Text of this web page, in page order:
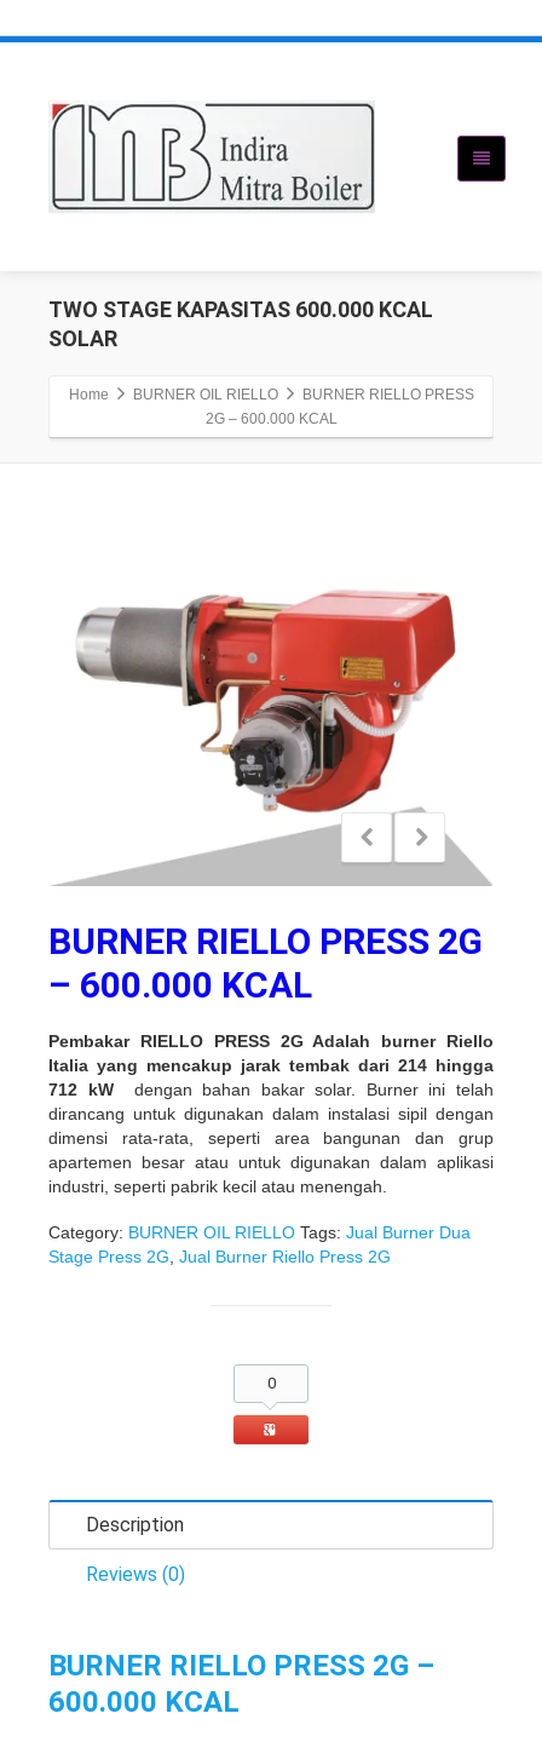
TWO STAGE KAPASITAS 600.000 KCAL
SOLAR
Home BURNER OIL RIELLO
BURNER RIELLO PRESS
2G – 600.000 KCAL
BURNER RIELLO PRESS 2G
– 600.000 KCAL
Pembakar RIELLO PRESS 2G Adalah burner Riello
Italia yang mencakup jarak tembak dari 214 hingga
712 kWdengan bahan bakar solar. Burner ini telah
dirancang untuk digunakan dalam instalasi sipil dengan
dimensi rata-rata, seperti area bangunan dan grup
apartemen besar atau untuk digunakan dalam aplikasi
industri, seperti pabrik kecil atau menengah.
Category: BURNER OIL RIELLO Tags: Jual Burner Dua
Stage Press 2G Jual Burner Riello Press 2G
0
Description
Reviews (0)
BURNER RIELLO PRESS 2G –
600.000 KCAL